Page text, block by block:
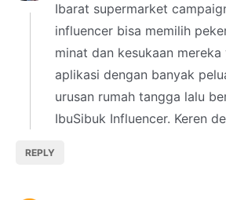
Ibarat supermarket
influencer bisa memilih
minat dan kesukaan mereka
aplikasi dengan banyak
urusan rumah tangga lalu
IbuSibuk Influencer. Keren
REPLY